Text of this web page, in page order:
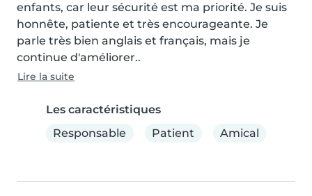
enfants, car leur sécurité est ma priorité. Je suis
honnête, patiente et très encourageante. Je
parle très bien anglais et français, mais je
continue d'améliorer..
Lire la suite
Les caractéristiques
Responsable
Patient Amical